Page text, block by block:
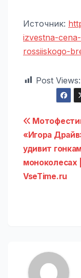
Источник:
izvestna-
rossiiskogo-
Post Views:
по
записям
«Игора
удивит
моноколесах |
VseTime.ru